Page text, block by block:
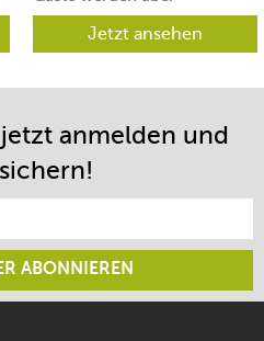
begeistert sein.
Jetzt ansehen
anmelden und
ABONNIEREN